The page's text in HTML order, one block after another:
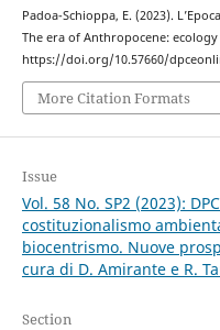
Padoa-Schioppa, E. (2023).
The era of Anthropocene: ecology
https://doi.org/10.57660/
More Citation Formats
Issue
Vol. 58 No. SP2 (2023):
costituzionalismo
biocentrismo. Nuove
cura di D. Amirante e R.
Section